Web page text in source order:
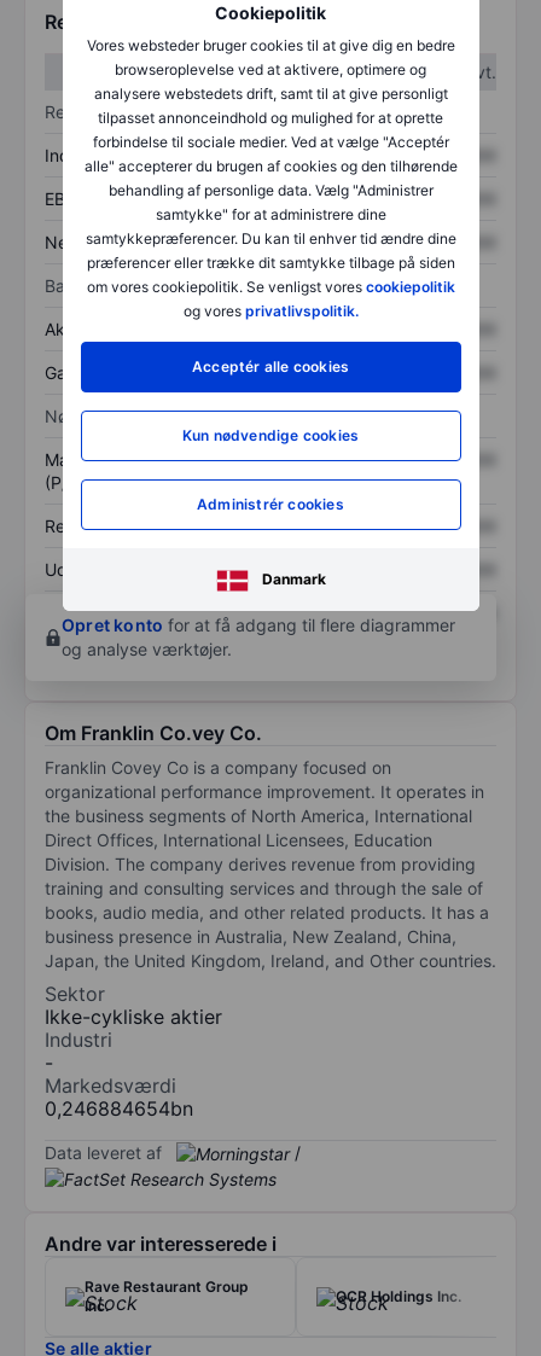
Cookiepolitik
Vores websteder bruger cookies til at give dig en bedre
browseroplevelse ved at aktivere, optimere og
analysere webstedets drift, samt til at give personligt
tilpasset annonceindhold og mulighed for at oprette
forbindelse til sociale medier. Ved at vælge "Acceptér
alle" accepterer du brugen af cookies og den tilhørende
behandling af personlige data. Vælg "Administrer
samtykke" for at administrere dine
samtykkepræferencer. Du kan til enhver tid ændre dine
præferencer eller trække dit samtykke tilbage på siden
om vores cookiepolitik. Se venligst vores cookiepolitik
og vores privatlivspolitik.
Acceptér alle cookies
Kun nødvendige cookies
Administrér cookies
Danmark
Regnskabstal
1. kvt.
2. kvt.
Resultatopgørelse
Indtægter XXXXXXX XXXXXXX
EBITDA XXXXXXX XXXXXXX
Nettoresultat XXXXXXX XXXXXXX
Balance
Aktiver i alt
Gæld XXXXXXX
Nøgletal
Markedsværdi/omsætning
(P/S)
XXXXXXX XXXXXXX
Resultat pr. aktie (EPS) XXXXXXX XXXXXXX
Udbytte pr. aktie XXXXXXX
Afkast af egenkapital XXXXXXX XXXXXXX
Opret konto for at få adgang til flere diagrammer
og analyse værktøjer.
Om Franklin Co.vey Co.
Franklin Covey Co is a company focused on
organizational performance improvement. It operates in
the business segments of North America, International
Direct Offices, International Licensees, Education
Division. The company derives revenue from providing
training and consulting services and through the sale of
books, audio media, and other related products. It has a
business presence in Australia, New Zealand, China,
Japan, the United Kingdom, Ireland, and Other countries.
Sektor
Ikke-cykliske aktier
Industri
-
Markedsværdi
0,246884654bn
Data leveret af /
Andre var interesserede i
Rave Restaurant Group
Inc.
QCR Holdings Inc.
Se alle aktier